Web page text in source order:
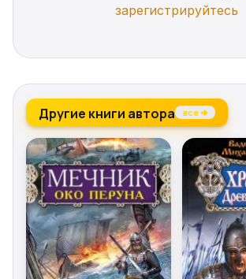
зарегистрируйтесь
Другие книги автора все →